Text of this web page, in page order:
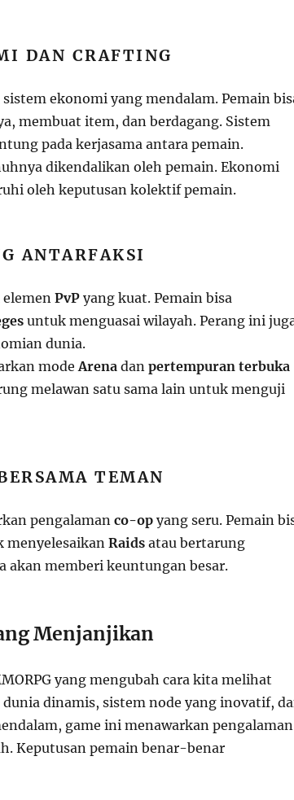
DAN CRAFTING
ekonomi yang mendalam. Pemain
membuat item, dan berdagang. Sistem
pada kerjasama antara pemain.
dikendalikan oleh pemain. Ekonomi
oleh keputusan kolektif pemain.
ANTARFAKSI
PvPyang kuat. Pemain bisa
untuk menguasai wilayah. Perang ini
dunia.
modeArenadan pertempuran terbuka
melawan satu sama lain untuk menguji
TEMAN
pengalamanco-opyang seru. Pemain
menyelesaikan Raidsatau bertarung
akan memberi keuntungan besar.
Menjanjikan
yang mengubah cara kita melihat
dinamis, sistem node yang inovatif,
game ini menawarkan pengalaman
Keputusan pemain benar-benar